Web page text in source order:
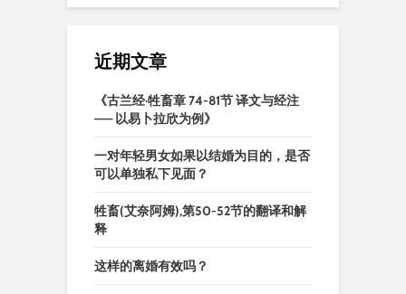
近期文章
《古兰经·牲畜章 74-81节 译文与经注
—— 以易卜拉欣为例》
一对年轻男女如果以结婚为目的，是否
可以单独私下见面？
牲畜(艾奈阿姆),第50-52节的翻译和解
释
这样的离婚有效吗？